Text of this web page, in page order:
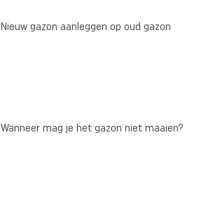
Nieuw gazon aanleggen op oud gazon
Wanneer mag je het gazon niet maaien?